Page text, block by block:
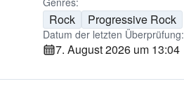
Rock Progressive Rock
Datum der letzten Überprüfung:
7. August 2026 um 13:04